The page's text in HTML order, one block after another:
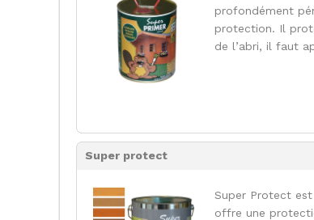
profondément
protection. Il
de l’abri, il faut
Super protect
Super Protect
offre une